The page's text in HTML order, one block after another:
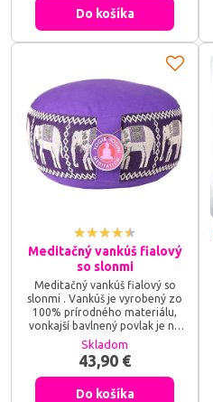
vystretá, boky a členky
Do košíka
Meditačný vankúš fialový
so slonmi
Meditačný vankúš fialový so
slonmi . Vankúš je vyrobený zo
100% prírodného materiálu,
vonkajší bavlnený povlak je na
zips, ľahko snímateľný, možno
ho vyprať v studenej alebo
vlažnej vode do 30 st. C,
vnútorný bavlnený povlak je na
šnúrku, naplnený šupkami
Skladom
43,90 €
Do košíka